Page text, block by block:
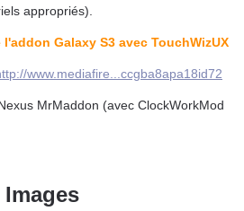
appropriés).
Galaxy S3 avec TouchWizUX
www.mediafire...ccgba8apa18id72
MrMaddon (avec ClockWorkMod
Images